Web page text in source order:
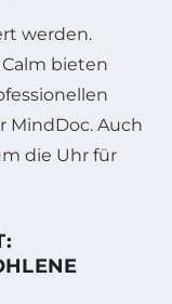
werden.
bieten
MindDoc. Auch
die Uhr für